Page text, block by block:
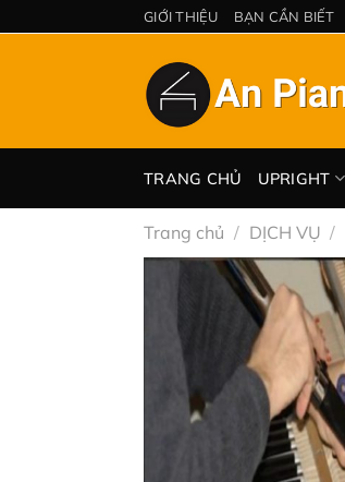
đến
GIỚI THIỆU BẠN CẦN BIẾT
TRANG CHỦ UPRIGHT
Trang chủ / DỊCH VỤ /